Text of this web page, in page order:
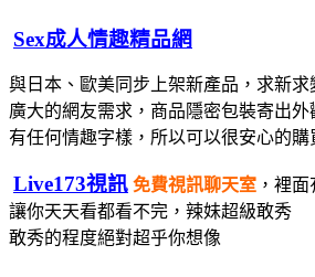
Sex成人情趣精品網
與日本、歐美同步上架新產品，求新求
廣大的網友需求， 商品隱密包裝寄出外
有任何情趣字樣，所以可以很安心的購
Live173視訊 免費視訊聊天室 ，裡
讓你天天看都看不完，辣妹超級敢秀
敢秀的程度絕對超乎你想像